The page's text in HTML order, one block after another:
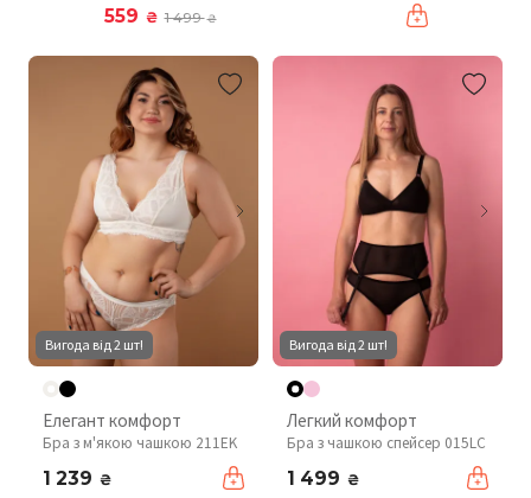
559 ₴ 1 499₴
Вигода від 2 шт!
Елегант комфорт
Бра з м'якою чашкою 211EK
1 239 ₴
Вигода від 2 шт!
Легкий комфорт
Бра з чашкою спейсер 015LC
1 499 ₴